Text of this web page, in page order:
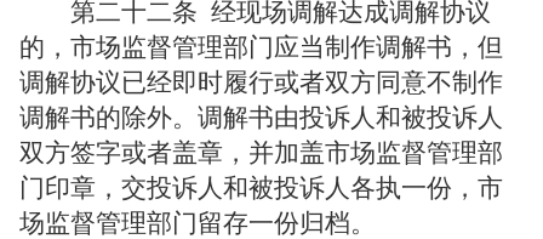
第二十二条 经现场调解达成调解协议
的，市场监督管理部门应当制作调解书，但
调解协议已经即时履行或者双方同意不制作
调解书的除外。调解书由投诉人和被投诉人
双方签字或者盖章，并加盖市场监督管理部
门印章，交投诉人和被投诉人各执一份，市
场监督管理部门留存一份归档。